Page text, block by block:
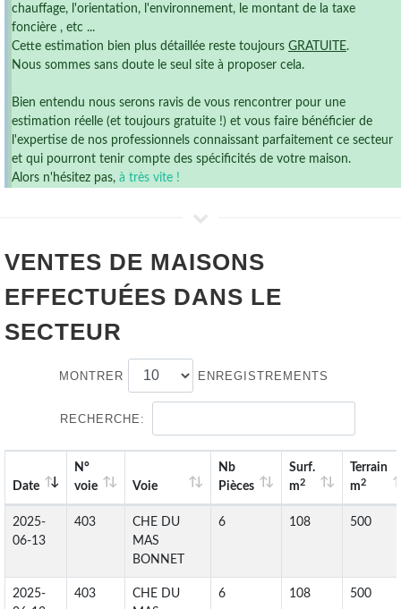
chauffage, l'orientation, l'environnement, le montant de la taxe
foncière , etc ...
Cette estimation bien plus détaillée reste toujours GRATUITE.
Nous sommes sans doute le seul site à proposer cela.
Bien entendu nous serons ravis de vous rencontrer pour une
estimation réelle (et toujours gratuite !) et vous faire bénéficier de
l'expertise de nos professionnels connaissant parfaitement ce secteur
et qui pourront tenir compte des spécificités de votre maison.
Alors n'hésitez pas, à très vite !
VENTES DE MAISONS
EFFECTUÉES DANS LE
SECTEUR
MONTRER ENREGISTREMENTS
RECHERCHE:
Date
N°
voie
Voie
Nb
Pièces
Surf.
m2
Terrain
m2
2025-
06-13
403
CHE DU
MAS
BONNET
6 108 500
2025-
403
CHE DU
6 108 500